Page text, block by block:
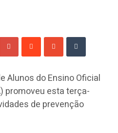
Alunos do Ensino Oficial
promoveu esta terça-
de prevenção